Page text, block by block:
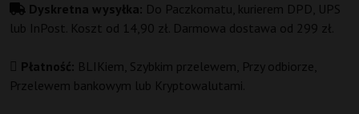
Dyskretna wysyłka: Do Paczkomatu, kurierem DPD, UPS
lub InPost. Koszt od 14,90 zł. Darmowa dostawa od 299 zł.
Płatność: BLIKiem, Szybkim przelewem, Przy odbiorze,
Przelewem bankowym lub Kryptowalutami.